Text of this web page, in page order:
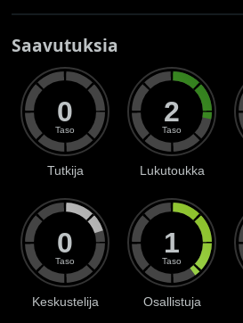
Saavutuksia
0
Taso
Tutkija
2
Taso
Lukutoukka
0
Taso
Keskustelija
1
Taso
Osallistuja